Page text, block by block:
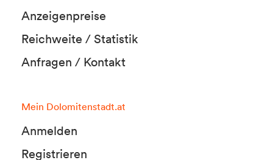
Anzeigenpreise
Reichweite / Statistik
Anfragen / Kontakt
Mein Dolomitenstadt.at
Anmelden
Registrieren